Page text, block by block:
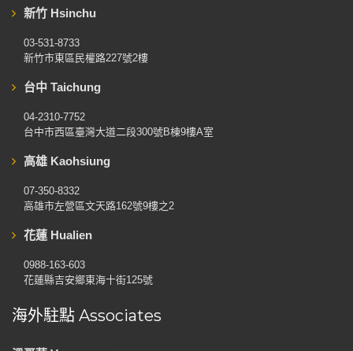
新竹 Hsinchu
03-531-8733
新竹市東區民權路227號2樓
台中 Taichung
04-2310-7752
台中市西區臺灣大道二段300號B棟9樓A室
高雄 Kaohsiung
07-350-8332
高雄市左營區文天路162號9樓之2
花蓮 Hualien
0988-163-603
花蓮縣吉安鄉東海十街125號
海外駐點 Associates